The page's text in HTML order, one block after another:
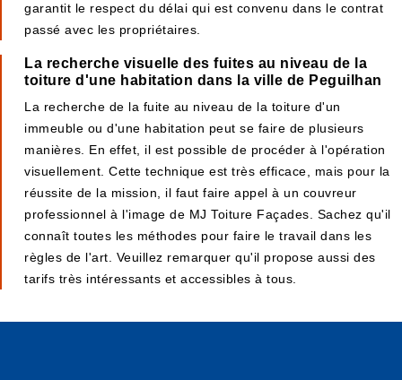
garantit le respect du délai qui est convenu dans le contrat
passé avec les propriétaires.
La recherche visuelle des fuites au niveau de la
toiture d'une habitation dans la ville de Peguilhan
La recherche de la fuite au niveau de la toiture d'un
immeuble ou d'une habitation peut se faire de plusieurs
manières. En effet, il est possible de procéder à l'opération
visuellement. Cette technique est très efficace, mais pour la
réussite de la mission, il faut faire appel à un couvreur
professionnel à l'image de MJ Toiture Façades. Sachez qu'il
connaît toutes les méthodes pour faire le travail dans les
règles de l'art. Veuillez remarquer qu'il propose aussi des
tarifs très intéressants et accessibles à tous.